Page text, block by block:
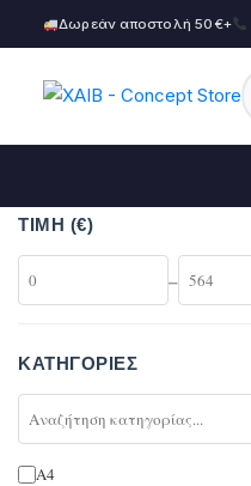
Δωρεάν αποστολή 50€+
ΤΙΜΉ (€)
–
ΚΑΤΗΓΟΡΊΕΣ
A4